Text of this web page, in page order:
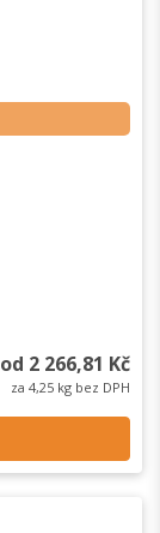
od 2 266,81 Kč
za 4,25 kg bez DPH